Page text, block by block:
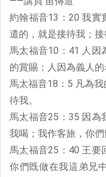
約翰福音13：20 我實
遣的，就是接待我；接
馬太福音10：41 人因
的賞賜；人因為義人
馬太福音18：5 凡為
待我。
馬太福音25：35 因為
我喝；我作客旅，你們
馬太福音25：40 王要
你們既做在我這弟兄